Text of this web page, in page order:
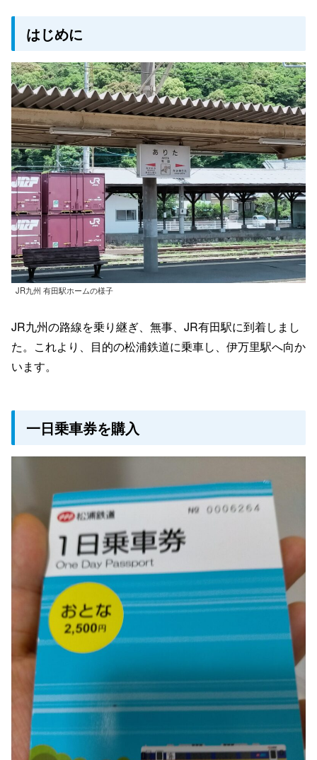
はじめに
JR九州 有田駅ホームの様子
JR九州の路線を乗り継ぎ、無事、JR有田駅に到着しまし
た。これより、目的の松浦鉄道に乗車し、伊万里駅へ向か
います。
一日乗車券を購入